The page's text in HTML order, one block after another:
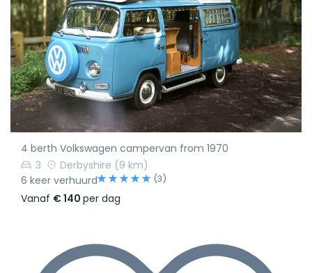
4 berth Volkswagen campervan from 1970
3
Derbyshire (9 km)
6 keer verhuurd
(3)
Vanaf € 140 per dag